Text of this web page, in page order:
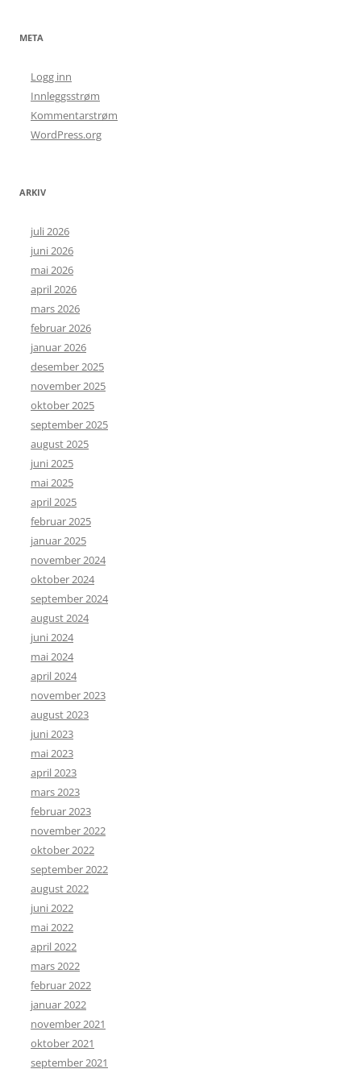
META
Logg inn
Innleggsstrøm
Kommentarstrøm
WordPress.org
ARKIV
juli 2026
juni 2026
mai 2026
april 2026
mars 2026
februar 2026
januar 2026
desember 2025
november 2025
oktober 2025
september 2025
august 2025
juni 2025
mai 2025
april 2025
februar 2025
januar 2025
november 2024
oktober 2024
september 2024
august 2024
juni 2024
mai 2024
april 2024
november 2023
august 2023
juni 2023
mai 2023
april 2023
mars 2023
februar 2023
november 2022
oktober 2022
september 2022
august 2022
juni 2022
mai 2022
april 2022
mars 2022
februar 2022
januar 2022
november 2021
oktober 2021
september 2021